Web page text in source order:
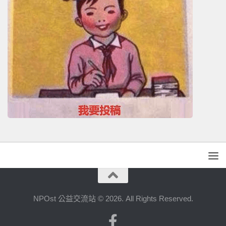
NPOst 公益交流站 © 2026. All Rights Reserved.